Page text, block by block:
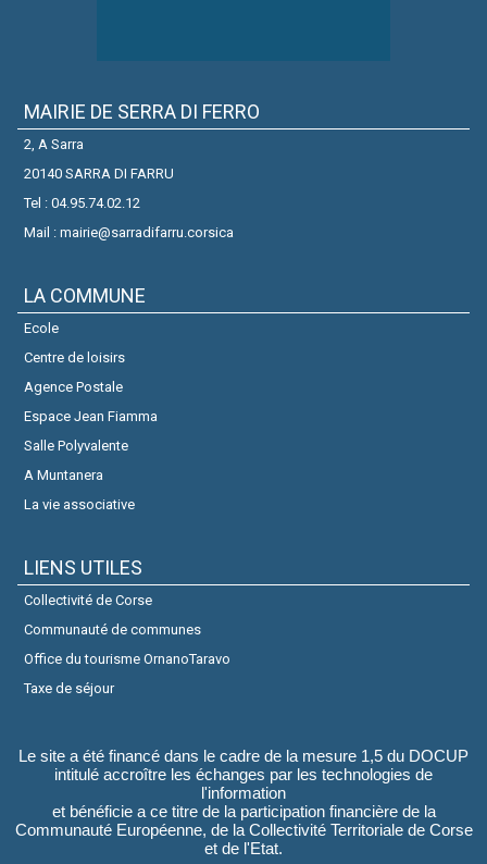
MAIRIE DE SERRA DI FERRO
2, A Sarra
20140 SARRA DI FARRU
Tel : 04.95.74.02.12
Mail : mairie@sarradifarru.corsica
LA COMMUNE
Ecole
Centre de loisirs
Agence Postale
Espace Jean Fiamma
Salle Polyvalente
A Muntanera
La vie associative
LIENS UTILES
Collectivité de Corse
Communauté de communes
Office du tourisme OrnanoTaravo
Taxe de séjour
Le site a été financé dans le cadre de la mesure 1,5 du DOCUP
intitulé accroître les échanges par les technologies de
l'information
et bénéficie a ce titre de la participation financière de la
Communauté Européenne, de la Collectivité Territoriale de Corse
et de l'Etat.